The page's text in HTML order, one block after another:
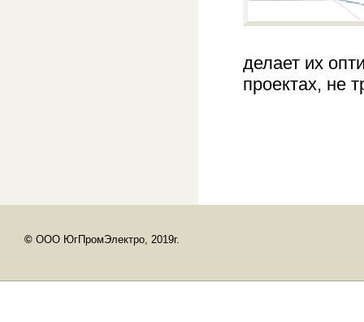
делает их
проектах, не
© ООО ЮгПромЭлектро, 2019г.